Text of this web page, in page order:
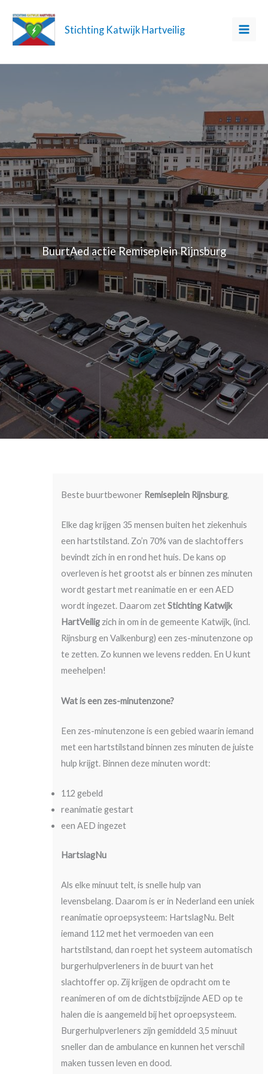
naar
Stichting Katwijk Hartveilig
BuurtAed actie Remiseplein Rijnsburg
Beste buurtbewoner Remiseplein Rijnsburg,
Elke dag krijgen 35 mensen buiten het ziekenhuis
een hartstilstand. Zo’n 70% van de slachtoffers
bevindt zich in en rond het huis. De kans op
overleven is het grootst als er binnen zes minuten
wordt gestart met reanimatie en er een AED
wordt ingezet. Daarom zetStichting Katwijk
HartVeilig zich in om in de gemeente Katwijk, (incl.
Rijnsburg en Valkenburg) een zes-minutenzone op
te zetten. Zo kunnen we levens redden. En U kunt
meehelpen!
Wat is een zes-minutenzone?
Een zes-minutenzone is een gebied waarin iemand
met een hartstilstand binnen zes minuten de juiste
hulp krijgt. Binnen deze minuten wordt:
112 gebeld
reanimatie gestart
een AED ingezet
HartslagNu
Als elke minuut telt, is snelle hulp van
levensbelang. Daarom is er in Nederland een uniek
reanimatie oproepsysteem: HartslagNu. Belt
iemand 112 met het vermoeden van een
hartstilstand, dan roept het systeem automatisch
burgerhulpverleners in de buurt van het
slachtoffer op. Zij krijgen de opdracht om te
reanimeren of om de dichtstbijzijnde AED op te
halen die is aangemeld bij het oproepsysteem.
Burgerhulpverleners zijn gemiddeld 3,5 minuut
sneller dan de ambulance en kunnen het verschil
maken tussen leven en dood.